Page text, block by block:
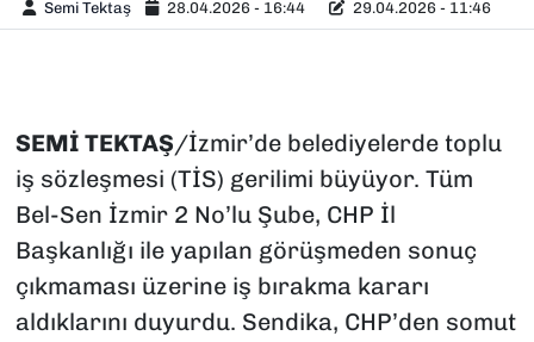
Semi Tektaş 28.04.2026 - 16:44 29.04.2026 - 11:46
SEMİ TEKTAŞ/İzmir’de belediyelerde toplu
iş sözleşmesi (TİS) gerilimi büyüyor. Tüm
Bel-Sen İzmir 2 No’lu Şube, CHP İl
Başkanlığı ile yapılan görüşmeden sonuç
çıkmaması üzerine iş bırakma kararı
aldıklarını duyurdu. Sendika, CHP’den somut